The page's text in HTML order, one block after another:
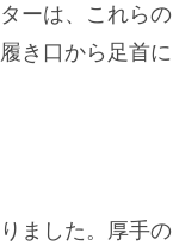
ーは、これらの
き口から足首に
ました。厚手の